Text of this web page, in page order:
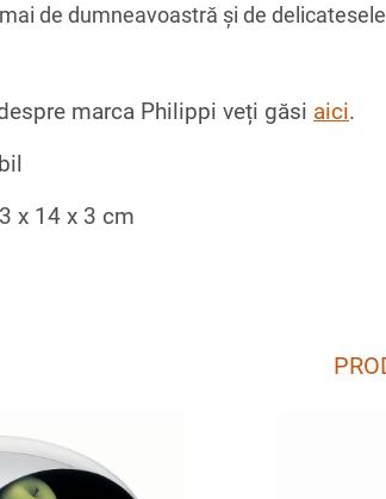
de dumneavoastră și de
marca Philippi veți găsi aici.
x 14 x 3 cm